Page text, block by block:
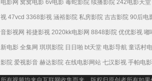
电影网 窝窝电影 6v电影 毒蛇影院 续播影院 242电影天堂
视 47vcd 3368影视 涵裕影院 私房影院 吉吉影院 90后电
音影视网 裕捷影视 2020kk电影网 8848影院 优优影视 嘟
新电影 全集网 琪琪影院 日日啪 bt天堂 电影导航 童话村
影院 爱视影音 赫达影院 在线电影网站 七汉影视 手帕电